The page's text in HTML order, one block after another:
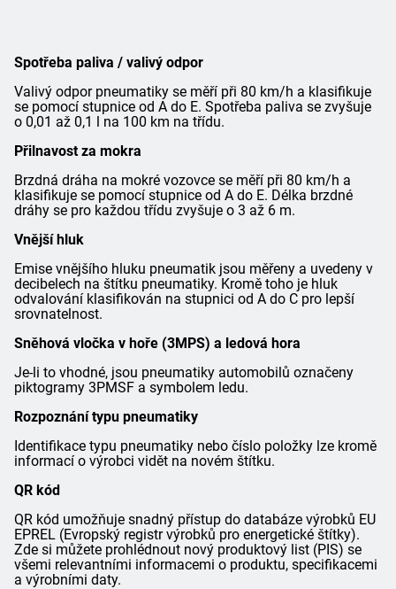
Spotřeba paliva / valivý odpor
Valivý odpor pneumatiky se měří při 80 km/h a klasifikuje
se pomocí stupnice od A do E. Spotřeba paliva se zvyšuje
o 0,01 až 0,1 l na 100 km na třídu.
Přilnavost za mokra
Brzdná dráha na mokré vozovce se měří při 80 km/h a
klasifikuje se pomocí stupnice od A do E. Délka brzdné
dráhy se pro každou třídu zvyšuje o 3 až 6 m.
Vnější hluk
Emise vnějšího hluku pneumatik jsou měřeny a uvedeny v
decibelech na štítku pneumatiky. Kromě toho je hluk
odvalování klasifikován na stupnici od A do C pro lepší
srovnatelnost.
Sněhová vločka v hoře (3MPS) a ledová hora
Je-li to vhodné, jsou pneumatiky automobilů označeny
piktogramy 3PMSF a symbolem ledu.
Rozpoznání typu pneumatiky
Identifikace typu pneumatiky nebo číslo položky lze kromě
informací o výrobci vidět na novém štítku.
QR kód
QR kód umožňuje snadný přístup do databáze výrobků EU
EPREL (Evropský registr výrobků pro energetické štítky).
Zde si můžete prohlédnout nový produktový list (PIS) se
všemi relevantními informacemi o produktu, specifikacemi
a výrobními daty.